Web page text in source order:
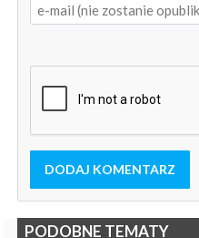
DODAJ KOMENTARZ
PODOBNE TEMATY